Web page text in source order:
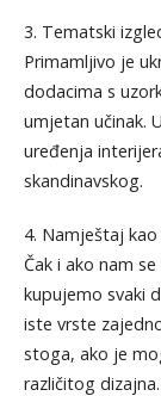
3. Tematski
Primamljivo je
dodacima s
umjetan učinak.
uređenja
skandinavskog.
4. Namještaj kao
Čak i ako nam
kupujemo svaki
iste vrste
stoga, ako je
različitog dizajna.